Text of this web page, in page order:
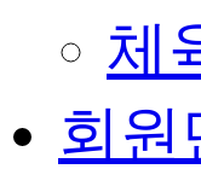
체
회원